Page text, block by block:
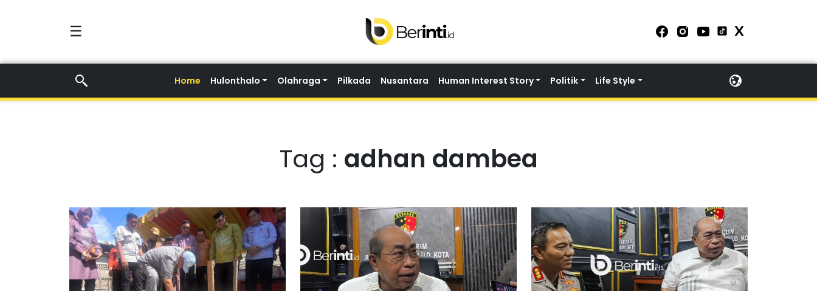
☰
Home Hulonthalo Olahraga Pilkada Nusantara Human Interest Story Politik Life Style
Tag : adhan dambea